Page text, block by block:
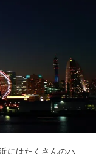
にはたくさんのハ